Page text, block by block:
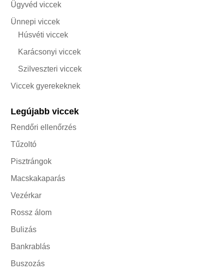
Ügyvéd viccek
Ünnepi viccek
Húsvéti viccek
Karácsonyi viccek
Szilveszteri viccek
Viccek gyerekeknek
Legújabb viccek
Rendőri ellenőrzés
Tűzoltó
Pisztrángok
Macskakaparás
Vezérkar
Rossz álom
Bulizás
Bankrablás
Buszozás